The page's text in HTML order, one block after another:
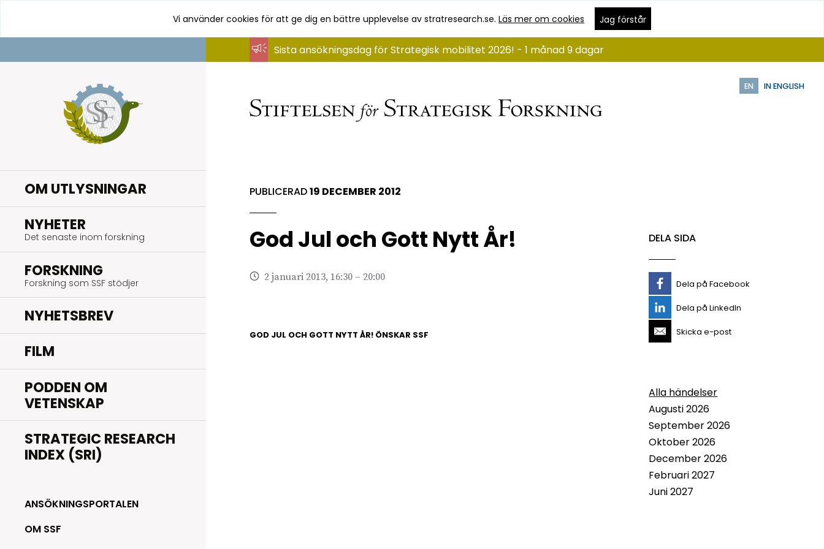
innehåll
Vi använder cookies för att ge dig en bättre upplevelse av stratresearch.se.Läs mer om cookies Jag förstår
EN IN ENGLISH
OM UTLYSNINGAR
NYHETER
Det senaste inom forskning
FORSKNING
Forskning som SSF stödjer
NYHETSBREV
FILM
PODDEN OM
VETENSKAP
STRATEGIC RESEARCH
INDEX (SRI)
ANSÖKNINGSPORTALEN
OM SSF
Sista ansökningsdag för Strategisk mobilitet 2026! - 1 månad 9 dagar
PUBLICERAD19 DECEMBER 2012
God Jul och Gott Nytt År!
2 januari 2013, 16:30 – 20:00
GOD JUL OCH GOTT NYTT ÅR! ÖNSKAR SSF
DELA SIDA
Dela på Facebook
Dela på LinkedIn
Skicka e-post
Alla händelser
Augusti 2026
September 2026
Oktober 2026
December 2026
Februari 2027
Juni 2027